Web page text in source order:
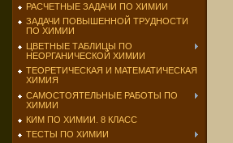
РАСЧЕТНЫЕ ЗАДАЧИ ПО ХИМИИ
ЗАДАЧИ ПОВЫШЕННОЙ ТРУДНОСТИ
ПО ХИМИИ
ЦВЕТНЫЕ ТАБЛИЦЫ ПО
НЕОРГАНИЧЕСКОЙ ХИМИИ
ТЕОРЕТИЧЕСКАЯ И МАТЕМАТИЧЕСКАЯ
ХИМИЯ
САМОСТОЯТЕЛЬНЫЕ РАБОТЫ ПО
ХИМИИ
КИМ ПО ХИМИИ. 8 КЛАСС
ТЕСТЫ ПО ХИМИИ